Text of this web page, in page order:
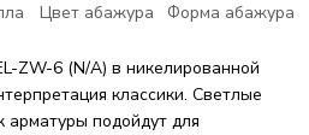
Цвет абажура Форма абажура
ZW-6 (N/A) в никелированной
классики. Светлые
подойдут для